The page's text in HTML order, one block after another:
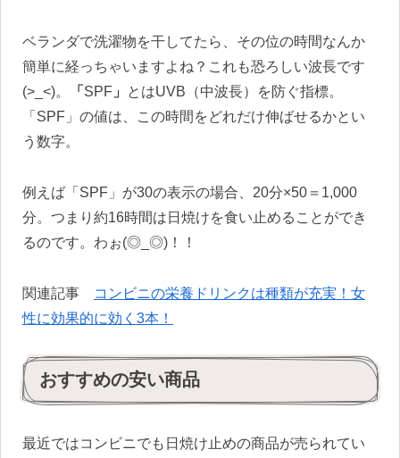
ベランダで洗濯物を干してたら、その位の時間なんか
簡単に経っちゃいますよね？これも恐ろしい波長です
(>_<)。
「 SPF 」
とはUVB（中波長）を防ぐ指標。
「SPF」の値は、この時間をどれだけ伸ばせるかとい
う数字。
例えば「SPF」が30の表示の場合、20分×50＝1,000
分。つまり約16時間は日焼けを食い止めることができ
るのです。わぉ(◎_◎)！！
関連記事
コンビニの栄養ドリンクは種類が充実！女
性に効果的に効く3本！
おすすめの安い商品
最近ではコンビニでも日焼け止めの商品が売られてい